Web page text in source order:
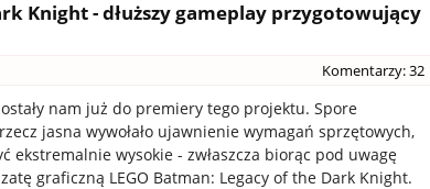
Knight - dłuższy gameplay przygotowujący
Komentarzy: 32
nam już do premiery tego projektu. Spore
jasna wywołało ujawnienie wymagań sprzętowych,
ekstremalnie wysokie - zwłaszcza biorąc pod uwagę
graficzną LEGO Batman: Legacy of the Dark Knight.